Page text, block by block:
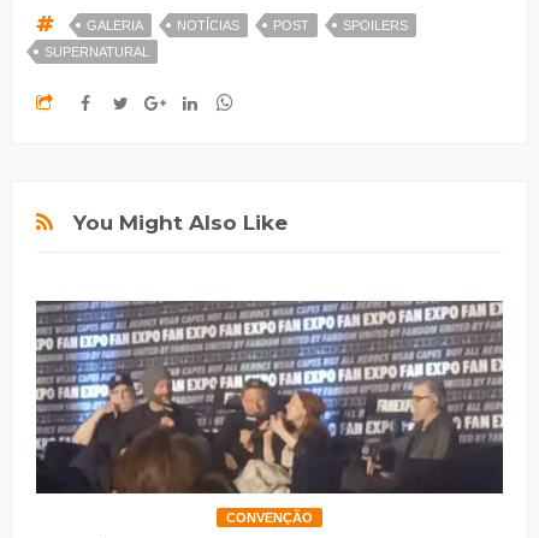
GALERIA NOTÍCIAS POST
SPOILERS
SUPERNATURAL
You Might Also Like
CONVENÇÃO